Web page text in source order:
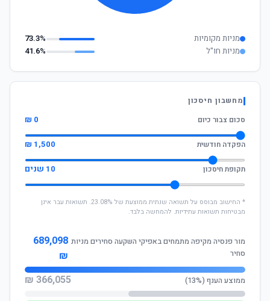
מניות מקומיות
73.3%
מניות חו"ל
41.6%
מחשבון חיסכון
סכום צבור כיום
0 ₪
הפקדה חודשית 1,500 ₪
תקופת חיסכון 10 שנים
* החישוב מבוסס על תשואה שנתית ממוצעת של 23.08%. תשואות עבר אינן
מבטיחות תשואות עתידיות. להמחשה בלבד.
מור פנסיה מקיפה מתמחים באפיקי השקעה סחירים מניות
סחיר
689,098
₪
ממוצע הענף (13%) 366,055 ₪